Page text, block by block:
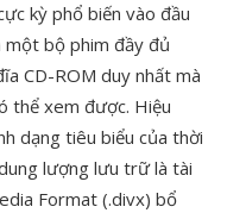
kỳ phổ biến vào đầu
một bộ phim đầy đủ
CD-ROM duy nhất mà
thể xem được. Hiệu
dạng tiêu biểu của thời
lượng lưu trữ là tài
Format (.divx) bổ